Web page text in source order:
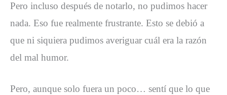
Pero incluso después de notarlo, no pudimos hacer
nada. Eso fue realmente frustrante. Esto se debió a
que ni siquiera pudimos averiguar cuál era la razón
del mal humor.
Pero, aunque solo fuera un poco… sentí que lo que